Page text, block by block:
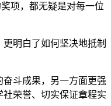
项，都无疑是对每一位
明白了如何坚决地抵制
斗成果，另一方面更强
荣誉、切实保证章程实